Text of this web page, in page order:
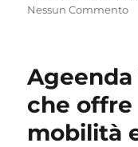
Nessun Commento
che
mobilità